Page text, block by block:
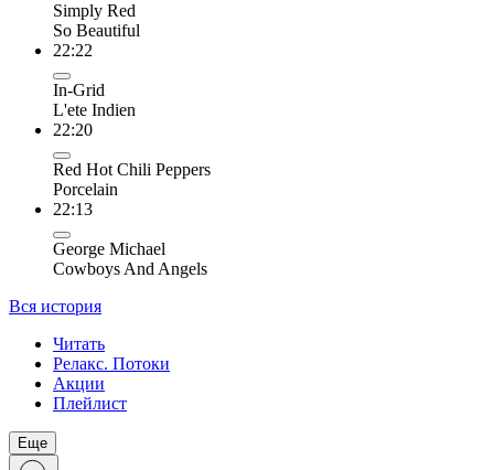
Simply Red
So Beautiful
22:22
In-Grid
L'ete Indien
22:20
Red Hot Chili Peppers
Porcelain
22:13
George Michael
Cowboys And Angels
Вся история
Читать
Релакс. Потоки
Акции
Плейлист
Еще